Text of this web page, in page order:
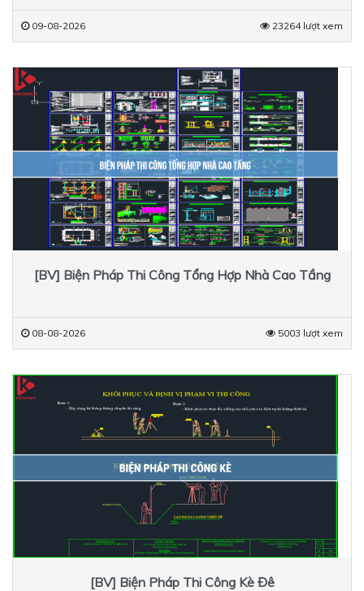
09-08-2026 23264 lượt xem
[BV] Biện Pháp Thi Công Tổng Hợp Nhà Cao Tầng
08-08-2026 5003 lượt xem
[BV] Biện Pháp Thi Công Kè Đê